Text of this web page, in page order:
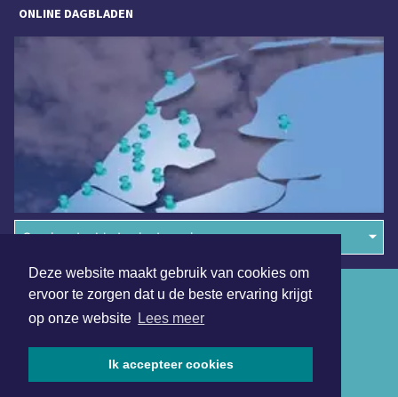
Deze website maakt gebruik van cookies om
ervoor te zorgen dat u de beste ervaring krijgt
op onze website Lees meer
Ik accepteer cookies
ONLINE DAGBLADEN
Overige dagbladen in de regio
Algemene voorwaarden
Disclaimer